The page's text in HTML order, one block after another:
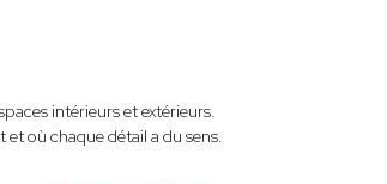
intérieurs et extérieurs.
où chaque détail a du sens.